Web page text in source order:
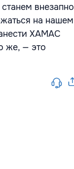
внезапно
на нашем
ХАМАС
же, — это